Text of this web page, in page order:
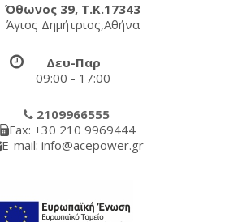
Όθωνος 39, Τ.Κ.17343
Άγιος Δημήτριος,Αθήνα
Δευ-Παρ
09:00 - 17:00
2109966555
Fax: +30 210 9969444
E-mail: info@acepower.gr